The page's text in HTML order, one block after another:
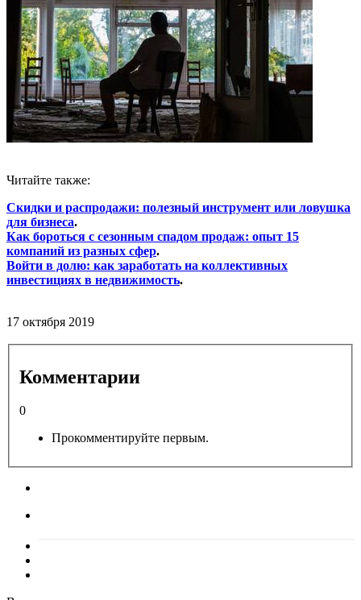
Читайте также:
Скидки и распродажи: полезный инструмент или ловушка
для бизнеса.
Как бороться с сезонным спадом продаж: опыт 15
компаний из разных сфер.
Войти в долю: как заработать на коллективных
инвестициях в недвижимость.
17 октября 2019
Комментарии
0
Прокомментируйте первым.